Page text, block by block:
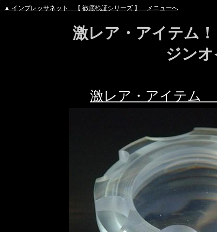
▲ インプレッサネット 【 徹底検証シリーズ 】 メニューへ
激レア・アイテム
ジン
激レア・アイテム